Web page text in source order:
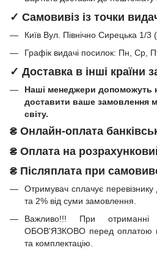
✓ Самовивіз із точки
Київ Вул. Північно Сирецька 1/3
Графік видачі посилок: Пн, Ср,
✓ Доставка в інші країни
Наші менеджери допоможуть
доставити ваше замовлення
світу.
₴ Онлайн-оплата
₴ Оплата на
₴ Післяплата при
Отримувач сплачує перевізнику
та 2% від суми замовлення.
Важливо!!! При отриманні
ОБОВ'ЯЗКОВО перед оплатою
та комплектацію.